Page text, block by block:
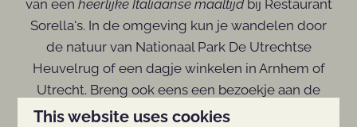
van een heerlijke Italiaanse maaltijdbij Restaurant
Sorella's. In de omgeving kun je wandelen door
de natuur van Nationaal Park De Utrechtse
Heuvelrug of een dagje winkelen in Arnhem of
Utrecht. Breng ook eens een bezoekje aan de
unieke dieren vanOuwehands Dierenpark
This website uses cookies